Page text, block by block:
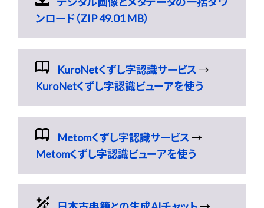
ンロード（ZIP 49.01 MB）
KuroNetくずし字認識サービス→
KuroNetくずし字認識ビューアを使う
Metomくずし字認識サービス→
Metomくずし字認識ビューアを使う